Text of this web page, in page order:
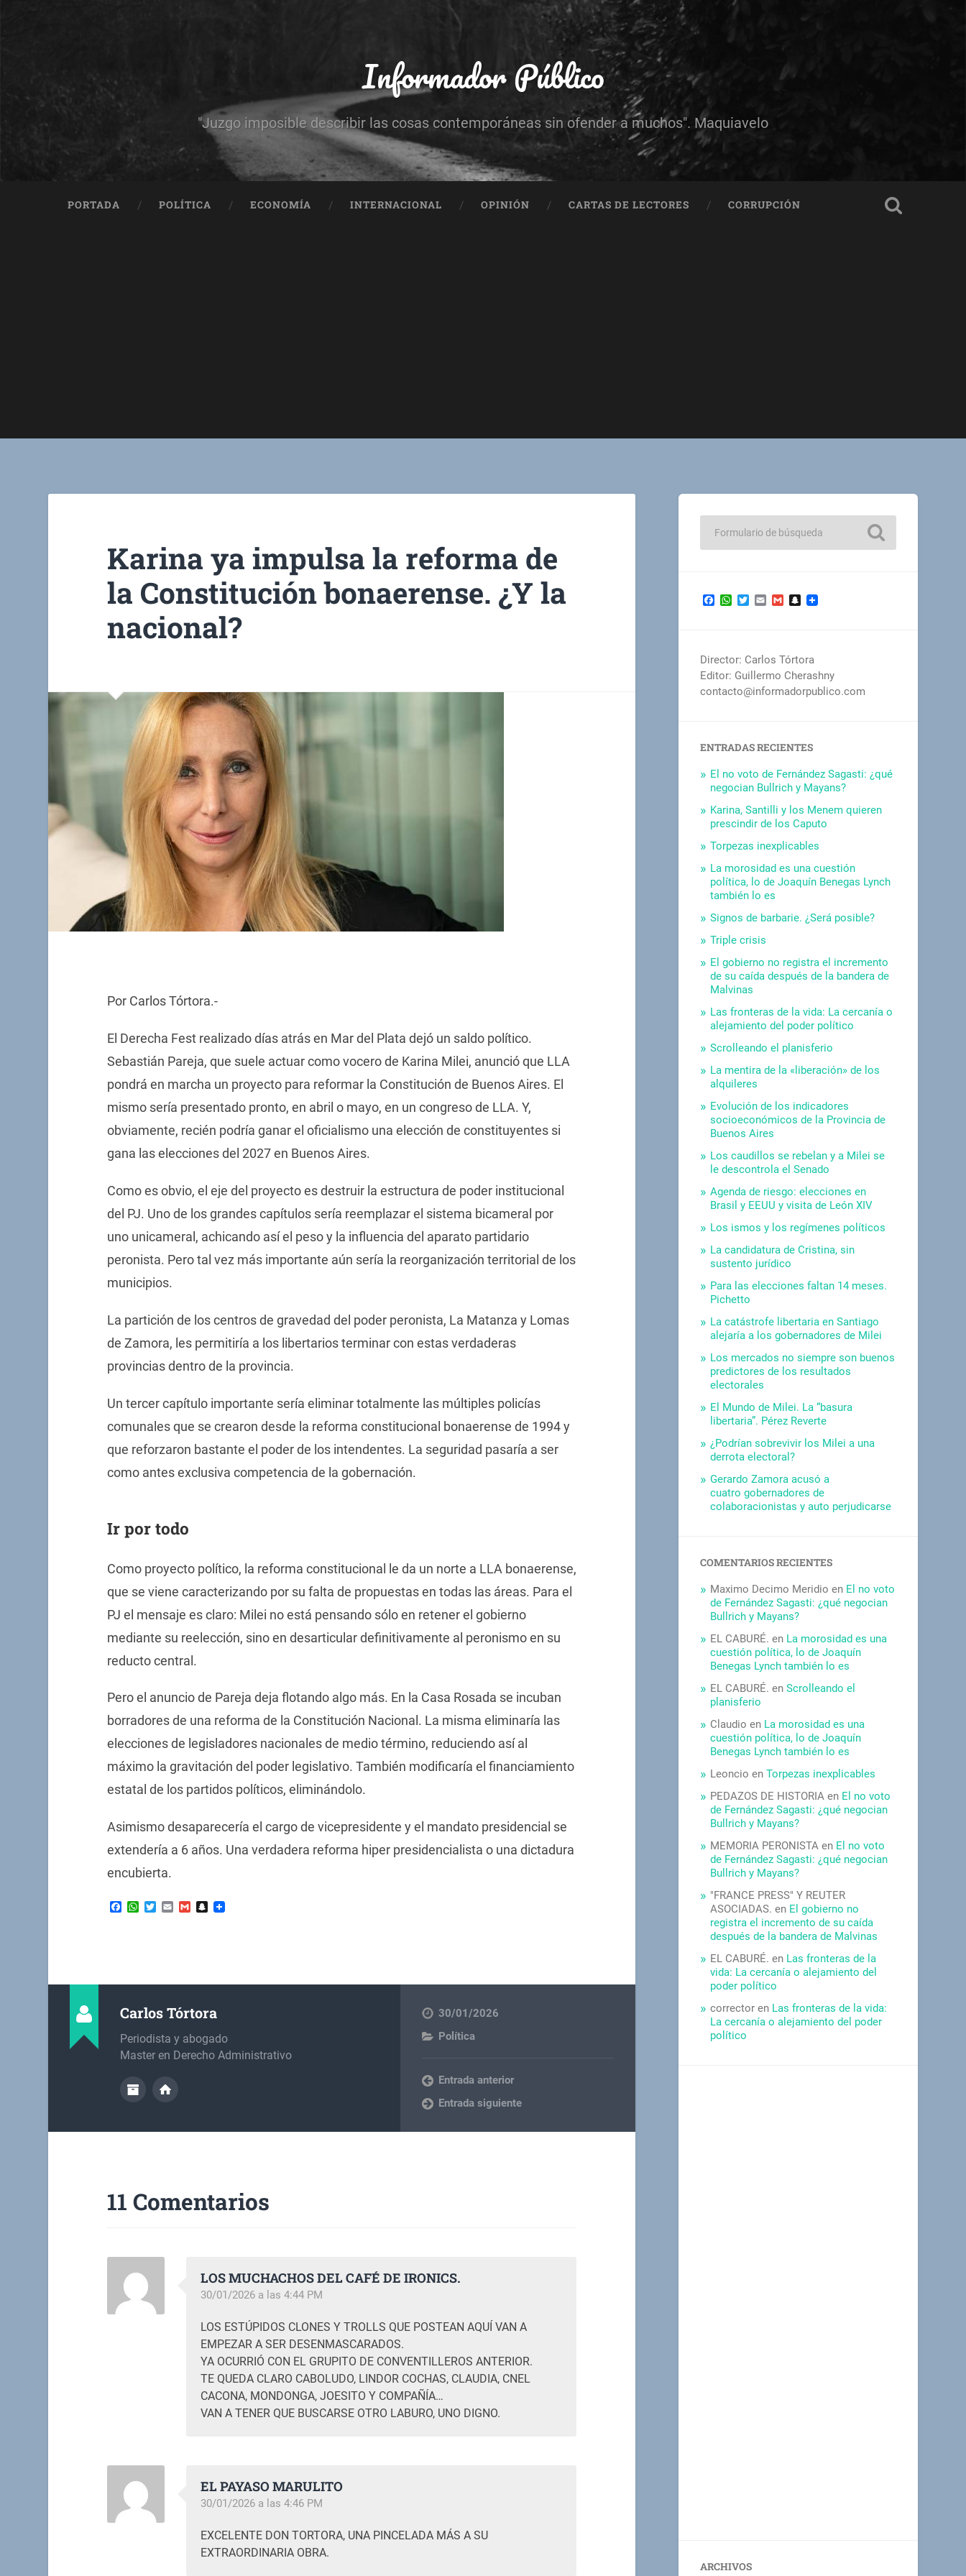
Informador Público
"Juzgo imposible describir las cosas contemporáneas sin ofender a muchos". Maquiavelo
PORTADA POLÍTICA ECONOMÍA INTERNACIONAL OPINIÓN CARTAS DE LECTORES CORRUPCIÓN
Karina ya impulsa la reforma de
la Constitución bonaerense. ¿Y la
nacional?
Por Carlos Tórtora.-
El Derecha Fest realizado días atrás en Mar del Plata dejó un saldo político.
Sebastián Pareja, que suele actuar como vocero de Karina Milei, anunció que LLA
pondrá en marcha un proyecto para reformar la Constitución de Buenos Aires. El
mismo sería presentado pronto, en abril o mayo, en un congreso de LLA. Y,
obviamente, recién podría ganar el oficialismo una elección de constituyentes si
gana las elecciones del 2027 en Buenos Aires.
Como es obvio, el eje del proyecto es destruir la estructura de poder institucional
del PJ. Uno de los grandes capítulos sería reemplazar el sistema bicameral por
uno unicameral, achicando así el peso y la influencia del aparato partidario
peronista. Pero tal vez más importante aún sería la reorganización territorial de los
municipios.
La partición de los centros de gravedad del poder peronista, La Matanza y Lomas
de Zamora, les permitiría a los libertarios terminar con estas verdaderas
provincias dentro de la provincia.
Un tercer capítulo importante sería eliminar totalmente las múltiples policías
comunales que se crearon desde la reforma constitucional bonaerense de 1994 y
que reforzaron bastante el poder de los intendentes. La seguridad pasaría a ser
como antes exclusiva competencia de la gobernación.
Ir por todo
Como proyecto político, la reforma constitucional le da un norte a LLA bonaerense,
que se viene caracterizando por su falta de propuestas en todas las áreas. Para el
PJ el mensaje es claro: Milei no está pensando sólo en retener el gobierno
mediante su reelección, sino en desarticular definitivamente al peronismo en su
reducto central.
Pero el anuncio de Pareja deja flotando algo más. En la Casa Rosada se incuban
borradores de una reforma de la Constitución Nacional. La misma eliminaría las
elecciones de legisladores nacionales de medio término, reduciendo así al
máximo la gravitación del poder legislativo. También modificaría el financiamiento
estatal de los partidos políticos, eliminándolo.
Asimismo desaparecería el cargo de vicepresidente y el mandato presidencial se
extendería a 6 años. Una verdadera reforma hiper presidencialista o una dictadura
encubierta.
Facebook
WhatsApp
Twitter
EmailGmailSnapchat
Carlos Tórtora
Periodista y abogado
Master en Derecho Administrativo
30/01/2026
Política
Entrada anterior
Entrada siguiente
11 Comentarios
LOS MUCHACHOS DEL CAFÉ DE IRONICS.
30/01/2026 a las 4:44 PM
LOS ESTÚPIDOS CLONES Y TROLLS QUE POSTEAN AQUÍ VAN A
EMPEZAR A SER DESENMASCARADOS.
YA OCURRIÓ CON EL GRUPITO DE CONVENTILLEROS ANTERIOR.
TE QUEDA CLARO CABOLUDO, LINDOR COCHAS, CLAUDIA, CNEL
CACONA, MONDONGA, JOESITO Y COMPAÑÍA…
VAN A TENER QUE BUSCARSE OTRO LABURO, UNO DIGNO.
EL PAYASO MARULITO
30/01/2026 a las 4:46 PM
EXCELENTE DON TORTORA, UNA PINCELADA MÁS A SU
EXTRAORDINARIA OBRA.
Facebook
WhatsApp
TwitterEmailGmailSnapchat
Director: Carlos Tórtora
Editor: Guillermo Cherashny
contacto@informadorpublico.com
ENTRADAS RECIENTES
El no voto de Fernández Sagasti: ¿qué
negocian Bullrich y Mayans?
Karina, Santilli y los Menem quieren
prescindir de los Caputo
Torpezas inexplicables
La morosidad es una cuestión
política, lo de Joaquín Benegas Lynch
también lo es
Signos de barbarie. ¿Será posible?
Triple crisis
El gobierno no registra el incremento
de su caída después de la bandera de
Malvinas
Las fronteras de la vida: La cercanía o
alejamiento del poder político
Scrolleando el planisferio
La mentira de la «liberación» de los
alquileres
Evolución de los indicadores
socioeconómicos de la Provincia de
Buenos Aires
Los caudillos se rebelan y a Milei se
le descontrola el Senado
Agenda de riesgo: elecciones en
Brasil y EEUU y visita de León XIV
Los ismos y los regímenes políticos
La candidatura de Cristina, sin
sustento jurídico
Para las elecciones faltan 14 meses.
Pichetto
La catástrofe libertaria en Santiago
alejaría a los gobernadores de Milei
Los mercados no siempre son buenos
predictores de los resultados
electorales
El Mundo de Milei. La “basura
libertaria”. Pérez Reverte
¿Podrían sobrevivir los Milei a una
derrota electoral?
Gerardo Zamora acusó a
cuatro gobernadores de
colaboracionistas y auto perjudicarse
COMENTARIOS RECIENTES
Maximo Decimo Meridio en El no voto
de Fernández Sagasti: ¿qué negocian
Bullrich y Mayans?
EL CABURÉ. en La morosidad es una
cuestión política, lo de Joaquín
Benegas Lynch también lo es
EL CABURÉ. enScrolleando el
planisferio
Claudio en La morosidad es una
cuestión política, lo de Joaquín
Benegas Lynch también lo es
Leoncio enTorpezas inexplicables
PEDAZOS DE HISTORIA en El no voto
de Fernández Sagasti: ¿qué negocian
Bullrich y Mayans?
MEMORIA PERONISTA en El no voto
de Fernández Sagasti: ¿qué negocian
Bullrich y Mayans?
"FRANCE PRESS" Y REUTER
ASOCIADAS. en El gobierno no
registra el incremento de su caída
después de la bandera de Malvinas
EL CABURÉ. en Las fronteras de la
vida: La cercanía o alejamiento del
poder político
corrector en Las fronteras de la vida:
La cercanía o alejamiento del poder
político
ARCHIVOS